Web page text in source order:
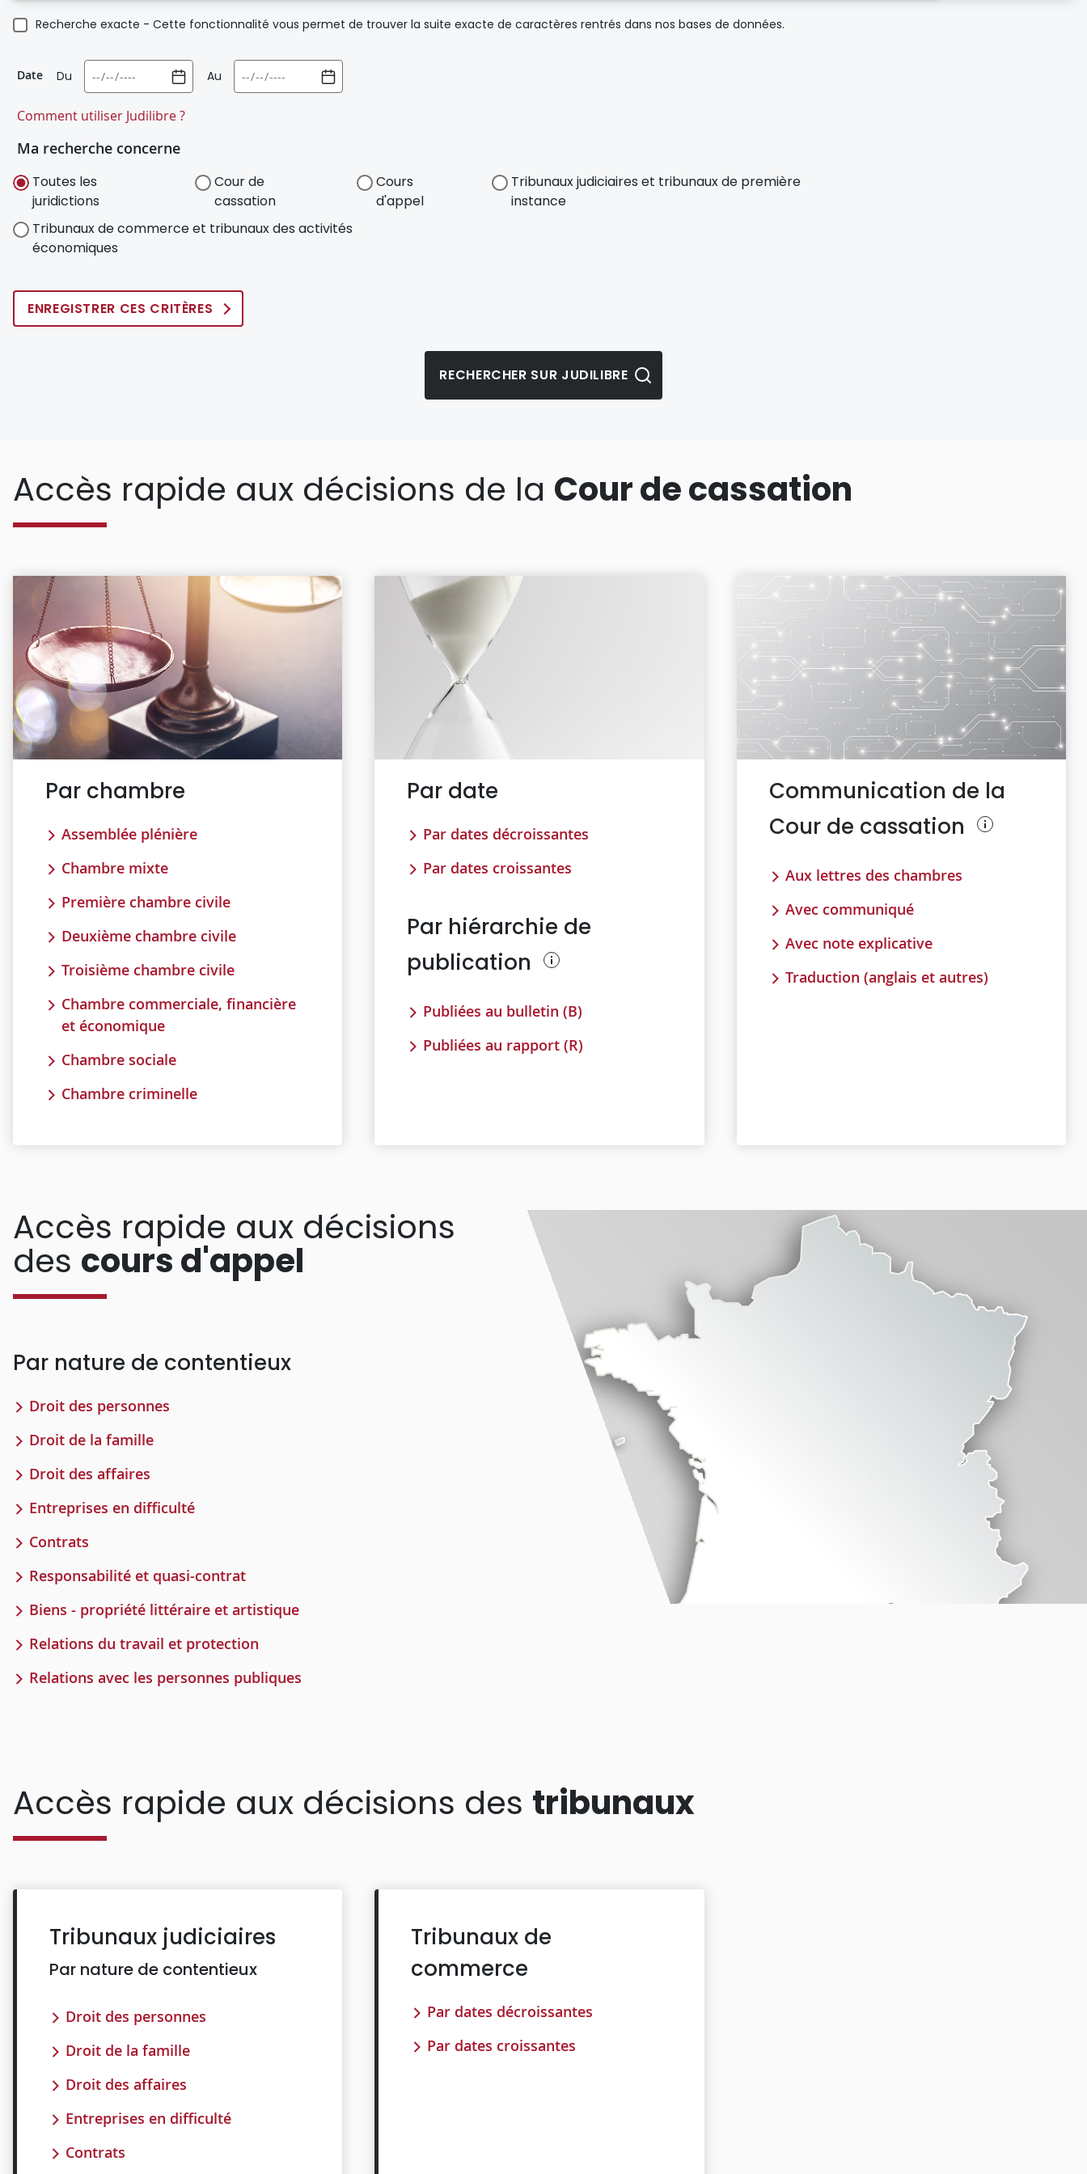
Recherche exacte - Cette fonctionnalité vous permet de trouver la suite exacte de caractères rentrés dans nos bases de données.
Date Du Au
Comment utiliser Judilibre ?
Ma recherche concerne
Toutes les
juridictions
Cour de
cassation
Cours
d'appel
Tribunaux judiciaires et tribunaux de première
instance
Tribunaux de commerce et tribunaux des activités
économiques
ENREGISTRER CES CRITÈRES
Accès rapide aux décisions de la Cour de cassation
Par chambre
Assemblée plénière
Chambre mixte
Première chambre civile
Deuxième chambre civile
Troisième chambre civile
Chambre commerciale, financière
et économique
Chambre sociale
Chambre criminelle
Par date
Par dates décroissantes
Par dates croissantes
Par hiérarchie de
publication
Publiées au bulletin (B)
Publiées au rapport (R)
Communication de la
Cour de cassation
Aux lettres des chambres
Avec communiqué
Avec note explicative
Traduction (anglais et autres)
Accès rapide aux décisions
des cours d'appel
Par nature de contentieux
Droit des personnes
Droit de la famille
Droit des affaires
Entreprises en difficulté
Contrats
Responsabilité et quasi-contrat
Biens - propriété littéraire et artistique
Relations du travail et protection
Relations avec les personnes publiques
Accès rapide aux décisions des tribunaux
Tribunaux judiciaires
Par nature de contentieux
Droit des personnes
Droit de la famille
Droit des affaires
Entreprises en difficulté
Contrats
Tribunaux de
commerce
Par dates décroissantes
Par dates croissantes